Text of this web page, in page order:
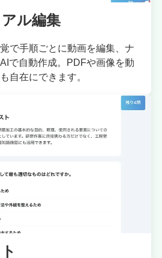
ル編集
で手順ごとに動画を編集、ナ
で自動作成。PDFや画像を動
自在にできます。